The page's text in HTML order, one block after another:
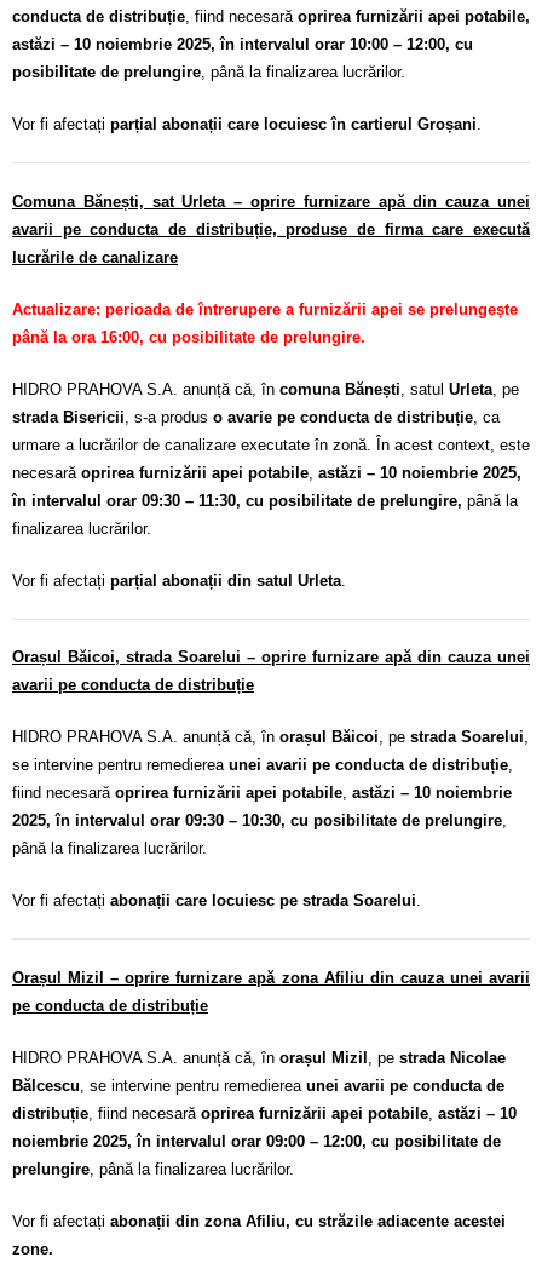
conducta de distribuție, fiind necesară oprirea furnizării apei potabile,
astăzi – 10 noiembrie 2025, în intervalul orar 10:00 – 12:00, cu
posibilitate de prelungire, până la finalizarea lucrărilor.
Vor fi afectați parțial abonații care locuiesc în cartierul Groșani.
Comuna Bănești, sat Urleta – oprire furnizare apă din cauza unei
avarii pe conducta de distribuție, produse de firma care execută
lucrările de canalizare
Actualizare: perioada de întrerupere a furnizării apei se prelungește
până la ora 16:00, cu posibilitate de prelungire.
HIDRO PRAHOVA S.A. anunță că, în comuna Bănești , satul Urleta , pe
strada Bisericii , s-a produs o avarie pe conducta de distribuție , ca
urmare a lucrărilor de canalizare executate în zonă. În acest context, este
necesară oprirea furnizării apei potabile astăzi – 10 noiembrie 2025,
în intervalul orar 09:30 – 11:30, cu posibilitate de prelungire, până la
finalizarea lucrărilor.
Vor fi afectați parțial abonații din satul Urleta
Orașul Băicoi, strada Soarelui – oprire furnizare apă din cauza unei
avarii pe conducta de distribuție
HIDRO PRAHOVA S.A. anunță că, în orașul Băicoi, pe strada Soarelui,
se intervine pentru remedierea unei avarii pe conducta de distribuție,
fiind necesară oprirea furnizării apei potabile, astăzi – 10 noiembrie
2025, în intervalul orar 09:30 – 10:30, cu posibilitate de prelungire,
până la finalizarea lucrărilor.
Vor fi afectați abonații care locuiesc pe strada Soarelui.
Orașul Mizil – oprire furnizare apă zona Afiliu din cauza unei avarii
pe conducta de distribuție
HIDRO PRAHOVA S.A. anunță că, în orașul Mizil , pe strada Nicolae
Bălcescu , se intervine pentru remedierea unei avarii pe conducta de
distribuție , fiind necesară oprirea furnizării apei potabile astăzi – 10
noiembrie 2025, în intervalul orar 09:00 – 12:00, cu posibilitate de
prelungire , până la finalizarea lucrărilor.
Vor fi afectați abonații din zona Afiliu, cu străzile adiacente acestei
zone.